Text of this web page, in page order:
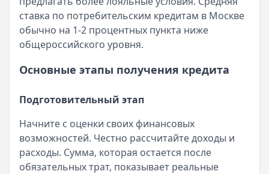
Читать новость
Все новости
ставка по потребительским кредитам в Москве
обычно на 1-2 процентных пункта ниже
общероссийского уровня.
Основные этапы получения кредита
Подготовительный этап
Начните с оценки своих финансовых
возможностей. Честно рассчитайте доходы и
расходы. Сумма, которая остается после
обязательных трат, показывает реальные